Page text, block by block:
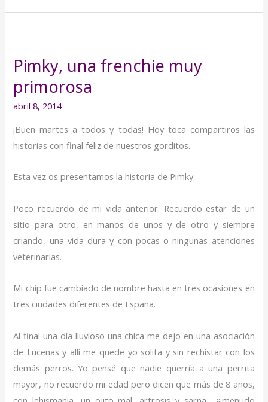
Pimky, una frenchie muy
primorosa
abril 8, 2014
¡Buen martes a todos y todas! Hoy toca compartiros las
historias con final feliz de nuestros gorditos.
Esta vez os presentamos la historia de Pimky.
Poco recuerdo de mi vida anterior. Recuerdo estar de un
sitio para otro, en manos de unos y de otro y siempre
criando, una vida dura y con pocas o ningunas atenciones
veterinarias.
Mi chip fue cambiado de nombre hasta en tres ocasiones en
tres ciudades diferentes de España.
Al final una día lluvioso una chica me dejo en una asociación
de Lucenas y allí me quede yo solita y sin rechistar con los
demás perros. Yo pensé que nadie querría a una perrita
mayor, no recuerdo mi edad pero dicen que más de 8 años,
frenchie
muy
primorosa